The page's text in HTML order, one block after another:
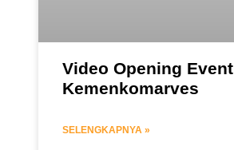
Video Opening Event
Kemenkomarves
SELENGKAPNYA »